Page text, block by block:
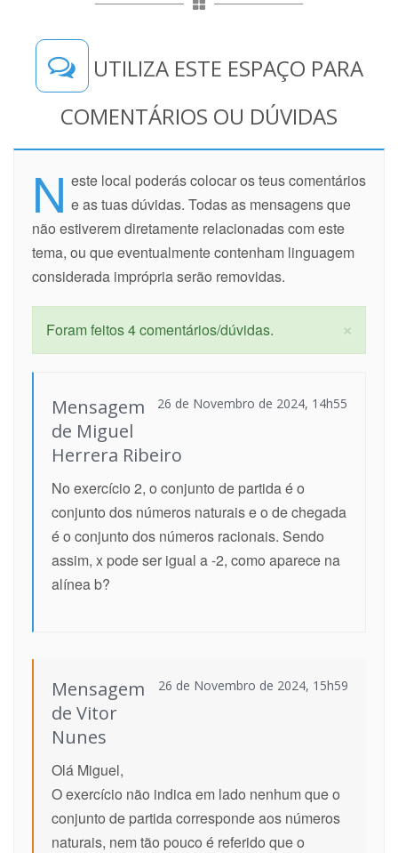
UTILIZA ESTE ESPAÇO PARA
COMENTÁRIOS OU DÚVIDAS
N este local poderás colocar os teus comentários
e as tuas dúvidas. Todas as mensagens que
não estiverem diretamente relacionadas com este
tema, ou que eventualmente contenham linguagem
considerada imprópria serão removidas.
×
Foram feitos 4 comentários/dúvidas.
26 de Novembro de 2024, 14h55
Mensagem
de Miguel
Herrera Ribeiro
No exercício 2, o conjunto de partida é o
conjunto dos números naturais e o de chegada
é o conjunto dos números racionais. Sendo
assim, x pode ser igual a -2, como aparece na
alínea b?
26 de Novembro de 2024, 15h59
Mensagem
de Vitor
Nunes
Olá Miguel,
O exercício não indica em lado nenhum que o
conjunto de partida corresponde aos números
naturais, nem tão pouco é referido que o